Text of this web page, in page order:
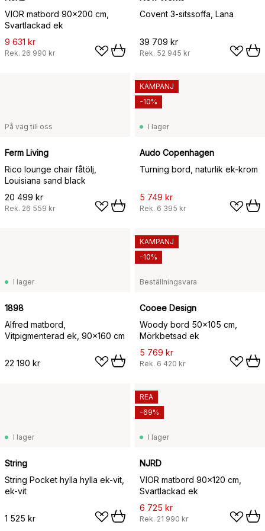
VIOR matbord 90x200 cm,
Svartlackad ek
9 631 kr
Rek. 26 990 kr
Covent 3-sitssoffa, Lana
39 709 kr
Rek. 52 945 kr
På väg till oss
Ferm Living
Rico lounge chair fåtölj,
Louisiana sand black
20 499 kr
Rek. 26 559 kr
I lager
Audo Copenhagen
Turning bord, naturlik ek-krom
5 749 kr
Rek. 6 395 kr
KAMPANJ
-10%
I lager
1898
Alfred matbord,
Vitpigmenterad ek, 90x160 cm
22 190 kr
Beställningsvara
Cooee Design
Woody bord 50x105 cm,
Mörkbetsad ek
5 769 kr
Rek. 6 420 kr
KAMPANJ
-10%
I lager
String
String Pocket hylla hylla ek-vit,
ek-vit
1 525 kr
I lager
NJRD
VIOR matbord 90x120 cm,
Svartlackad ek
6 725 kr
Rek. 21 990 kr
REA
-69%